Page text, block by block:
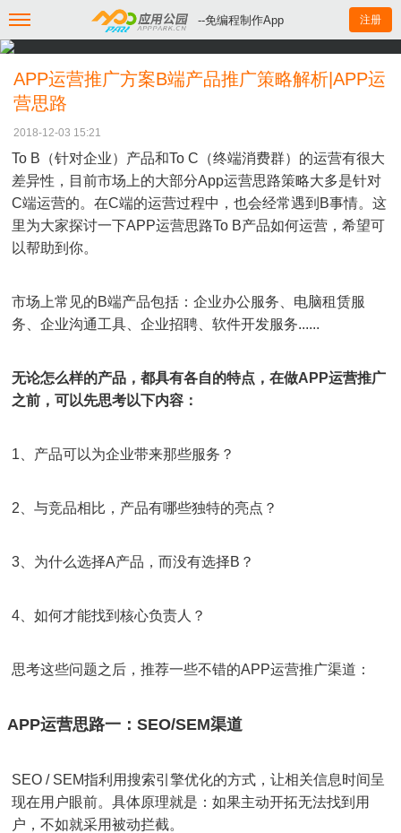
--免编程制作App 注册
APP运营推广方案B端产品推广策略解析|APP运
营思路
2018-12-03 15:21
To B（针对企业）产品和To C（终端消费群）的运营有很大
差异性，目前市场上的大部分App运营思路策略大多是针对
C端运营的。在C端的运营过程中，也会经常遇到B事情。这
里为大家探讨一下APP运营思路To B产品如何运营，希望可
以帮助到你。
市场上常见的B端产品包括：企业办公服务、电脑租赁服
务、企业沟通工具、企业招聘、软件开发服务......
无论怎么样的产品，都具有各自的特点，在做APP运营推广
之前，可以先思考以下内容：
1、产品可以为企业带来那些服务？
2、与竞品相比，产品有哪些独特的亮点？
3、为什么选择A产品，而没有选择B？
4、如何才能找到核心负责人？
思考这些问题之后，推荐一些不错的APP运营推广渠道：
APP运营思路一：SEO/SEM渠道
SEO / SEM指利用搜索引擎优化的方式，让相关信息时间呈
现在用户眼前。具体原理就是：如果主动开拓无法找到用
户，不如就采用被动拦截。